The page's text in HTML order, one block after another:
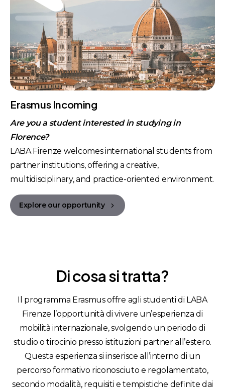
Erasmus Incoming
Are you a student interested in studying in
Florence?
LABA Firenze welcomes international students from
partner institutions, offering a creative,
multidisciplinary, and practice-oriented environment.
Explore our opportunity
Dicosasitratta?
Il programma Erasmus offre agli studenti di LABA
Firenze l’opportunità di vivere un’esperienza di
mobilità internazionale, svolgendo un periodo di
studio o tirocinio presso istituzioni partner all’estero.
Questa esperienza si inserisce all’interno di un
percorso formativo riconosciuto e regolamentato,
secondo modalità, requisiti e tempistiche definite dai